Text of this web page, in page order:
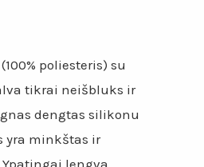
poliesteris) su
tikrai neišbluks ir
dengtas silikonu
yra minkštas ir